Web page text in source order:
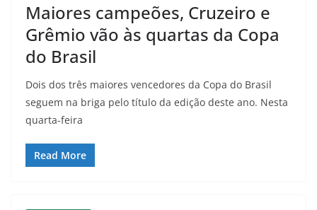
Maiores campeões, Cruzeiro e
Grêmio vão às quartas da Copa
do Brasil
Dois dos três maiores vencedores da Copa do Brasil
seguem na briga pelo título da edição deste ano. Nesta
quarta-feira
Read More